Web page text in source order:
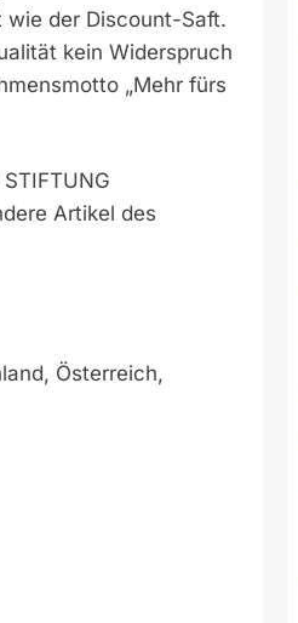
der Discount-Saft.
kein Widerspruch
„Mehr fürs
Artikel des
Österreich,